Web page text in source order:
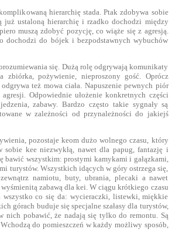
hierarchię stada. Ptak zdobywa sobie
już ustaloną hierarchię i rzadko dochodzi między
muszą zdobyć pozycję, co wiąże się z agresją.
dochodzi do bójek i bezpodstawnych wybuchów
się. Dużą rolę odgrywają komunikaty
zbiórka, pożywienie, nieproszony gość. Oprócz
też mowa ciała. Napuszenie pewnych piór
Odpowiednie ułożenie konkretnych części
zabawy. Bardzo często takie sygnały są
w zależności od przynależności do jakiejś
pozostaje keom dużo wolnego czasu, który
sobie kee niezwykłą, nawet dla papug, fantazję i
bawić wszystkim: prostymi kamykami i gałązkami,
turystów. Wszystkich idących w góry ostrzega się,
namiotu, buty, ubrania, plecaki a nawet
zabawą dla kei. W ciągu krótkiego czasu
wszystko co się da: wycieraczki, listewki, miękkie
górach buduje się specjalne szałasy dla turystów,
nich pobawić, że nadają się tylko do remontu. Są
do pomieszczeń w każdy możliwy sposób,